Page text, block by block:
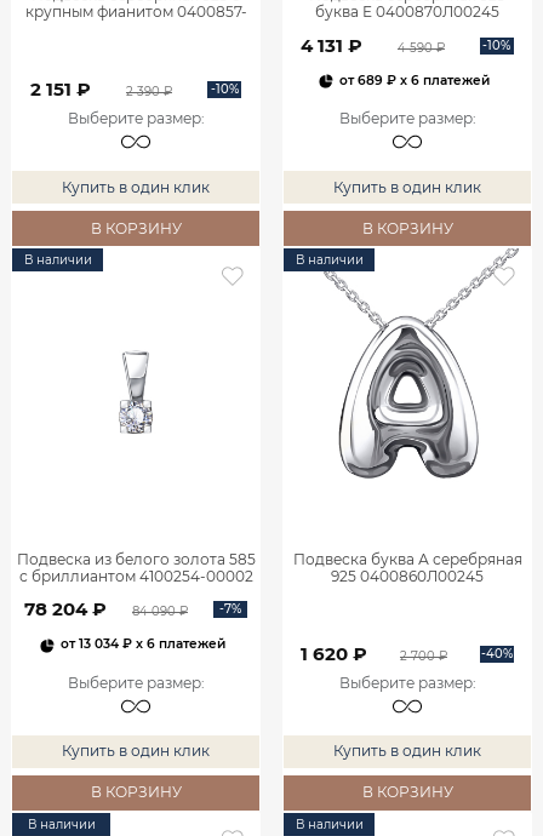
крупным фианитом 0400857-
2 151 ₽ 2 390 ₽ -10%
Выберите размер:
Купить в один клик
В КОРЗИНУ
буква Е 0400870Л00245
4 131 ₽ 4 590 ₽ -10%
от689 ₽ x 6 платежей
Выберите размер:
Купить в один клик
В КОРЗИНУ
В наличии
Подвеска из белого золота 585
с бриллиантом 4100254-00002
78 204 ₽ 84 090 ₽ -7%
от13 034 ₽ x 6 платежей
Выберите размер:
Купить в один клик
В КОРЗИНУ
В наличии
Подвеска буква А серебряная
925 0400860Л00245
1 620 ₽ 2 700 ₽ -40%
Выберите размер:
Купить в один клик
В КОРЗИНУ
В наличии
В наличии